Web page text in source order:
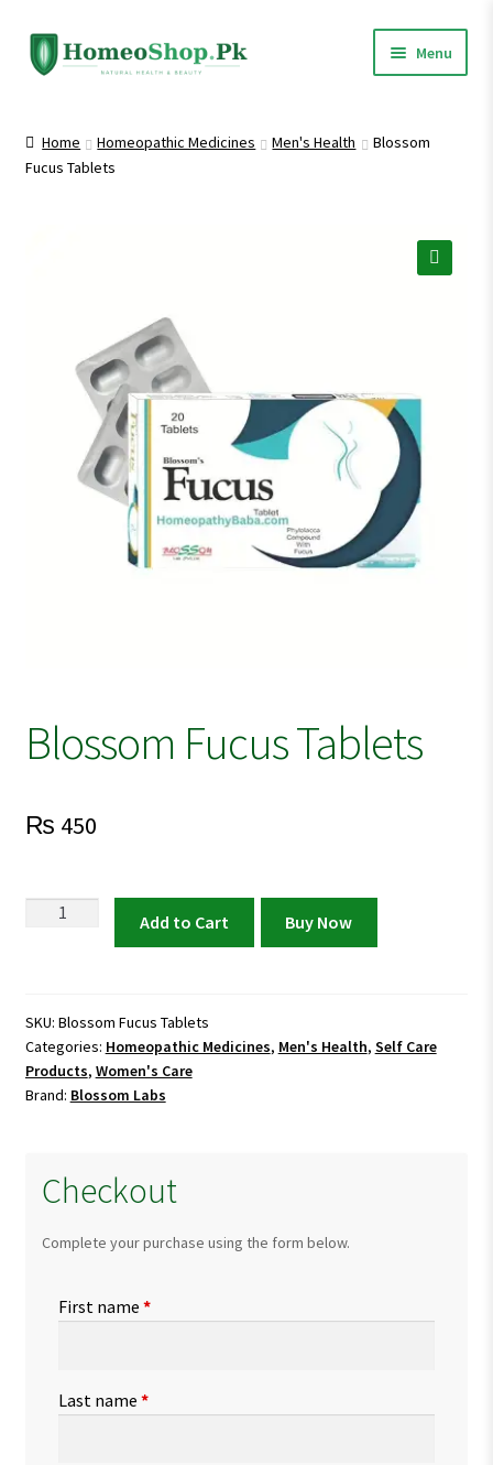
Skip
to
Skip
to
Menu
Shop All
Home Homeopathic Medicines Men's Health
Blossom
Fucus Tablets
Blossom Fucus Tablets
₨ 450
Blossom
Add to Cart Buy Now
SKU: Blossom Fucus Tablets
Categories: Homeopathic Medicines, Men's Health, Self Care
Products, Women's Care
Brand: Blossom Labs
Checkout
Complete your purchase using the form below.
First name *
Last name *